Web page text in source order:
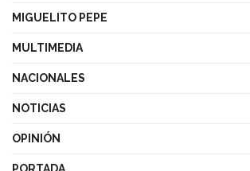
MIGUELITO PEPE
MULTIMEDIA
NACIONALES
NOTICIAS
OPINIÓN
PORTADA